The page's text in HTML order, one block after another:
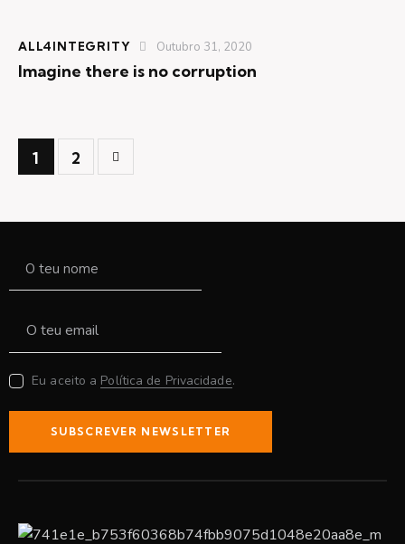
ALL4INTEGRITY Outubro 31, 2020
Imagine there is no corruption
1 2
Eu aceito a Política de Privacidade.
SUBSCREVER NEWSLETTER